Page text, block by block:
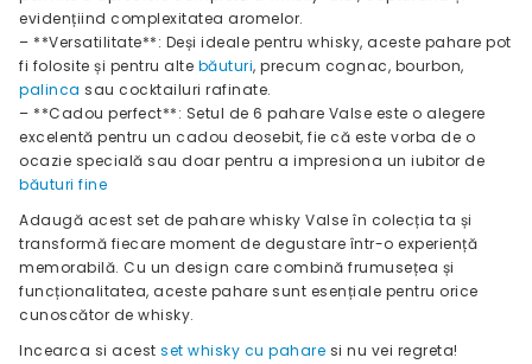
evidențiind complexitatea aromelor.
– **Versatilitate**: Deși ideale pentru whisky, aceste pahare pot
fi folosite și pentru alte băuturi, precum cognac, bourbon,
palinca sau cocktailuri rafinate.
– **Cadou perfect**: Setul de 6 pahare Valse este o alegere
excelentă pentru un cadou deosebit, fie că este vorba de o
ocazie specială sau doar pentru a impresiona un iubitor de
băuturi fine
Adaugă acest set de pahare whisky Valse în colecția ta și
transformă fiecare moment de degustare într-o experiență
memorabilă. Cu un design care combină frumusețea și
funcționalitatea, aceste pahare sunt esențiale pentru orice
cunoscător de whisky.
Incearca si acest set whisky cu pahare si nu vei regreta!